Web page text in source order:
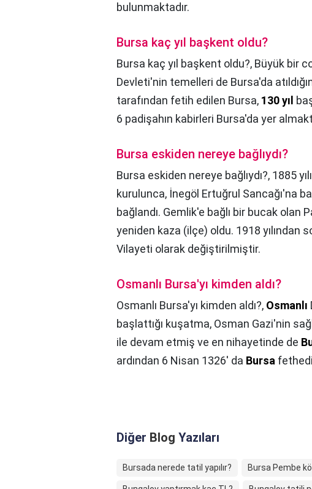
bulunmaktadır.
Bursa kaç yıl başkent oldu?
Bursa kaç yıl başkent oldu?, Büyük bir
Devleti'nin temelleri de Bursa'da
tarafından fetih edilen Bursa, 130 yıl
6 padişahın kabirleri Bursa'da yer
Bursa eskiden nereye bağlıydı?
Bursa eskiden nereye bağlıydı?, 1885
kurulunca, İnegöl Ertuğrul Sancağı'na
bağlandı. Gemlik'e bağlı bir bucak olan
yeniden kaza (ilçe) oldu. 1918 yılından
Vilayeti olarak değiştirilmiştir.
Osmanlı Bursa'yı kimden aldı?
Osmanlı Bursa'yı kimden aldı?, Osmanlı
başlattığı kuşatma, Osman Gazi'nin
ile devam etmiş ve en nihayetinde de
ardından 6 Nisan 1326' da Bursa
Diğer Blog Yazıları
Bursada nerede tatil yapılır? Bursa Pembe